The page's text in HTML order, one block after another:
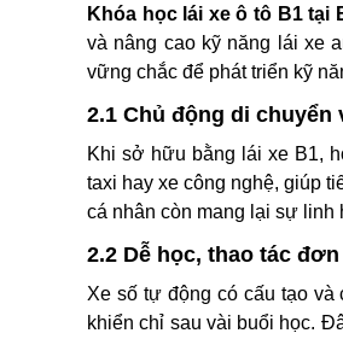
Khóa học lái xe ô tô B1 tại
và nâng cao kỹ năng lái xe
vững chắc để phát triển kỹ
2.1 Chủ động di
Khi sở hữu bằng lái xe B1,
taxi hay xe công nghệ, giúp
cá nhân còn mang lại sự linh
2.2 Dễ học, thao tác
Xe số tự động có cấu tạo
khiển chỉ sau vài buổi học.